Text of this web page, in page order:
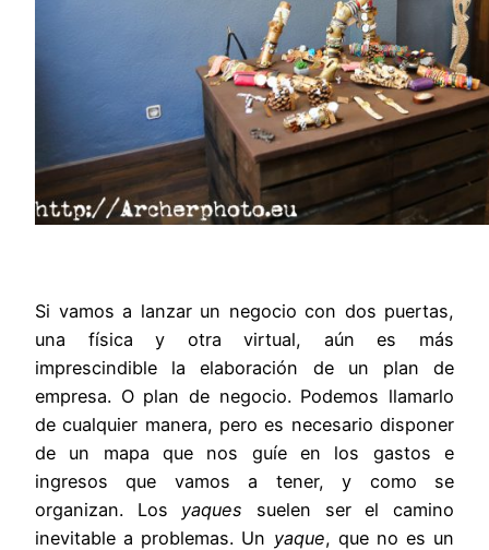
Si vamos a lanzar un negocio con dos puertas,
una física y otra virtual, aún es más
imprescindible la elaboración de un plan de
empresa. O plan de negocio. Podemos llamarlo
de cualquier manera, pero es necesario disponer
de un mapa que nos guíe en los gastos e
ingresos que vamos a tener, y como se
organizan. Los yaques suelen ser el camino
inevitable a problemas. Un yaque, que no es un